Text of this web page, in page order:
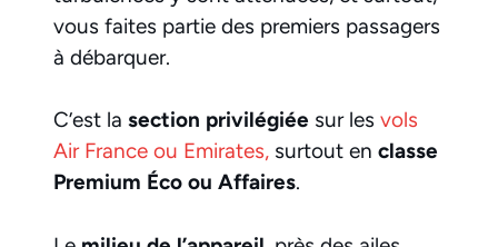
vous faites partie des premiers passagers
à débarquer.
C’est la section privilégiée sur les vols
Air France ou Emirates, surtout en classe
Premium Éco ou Affaires.